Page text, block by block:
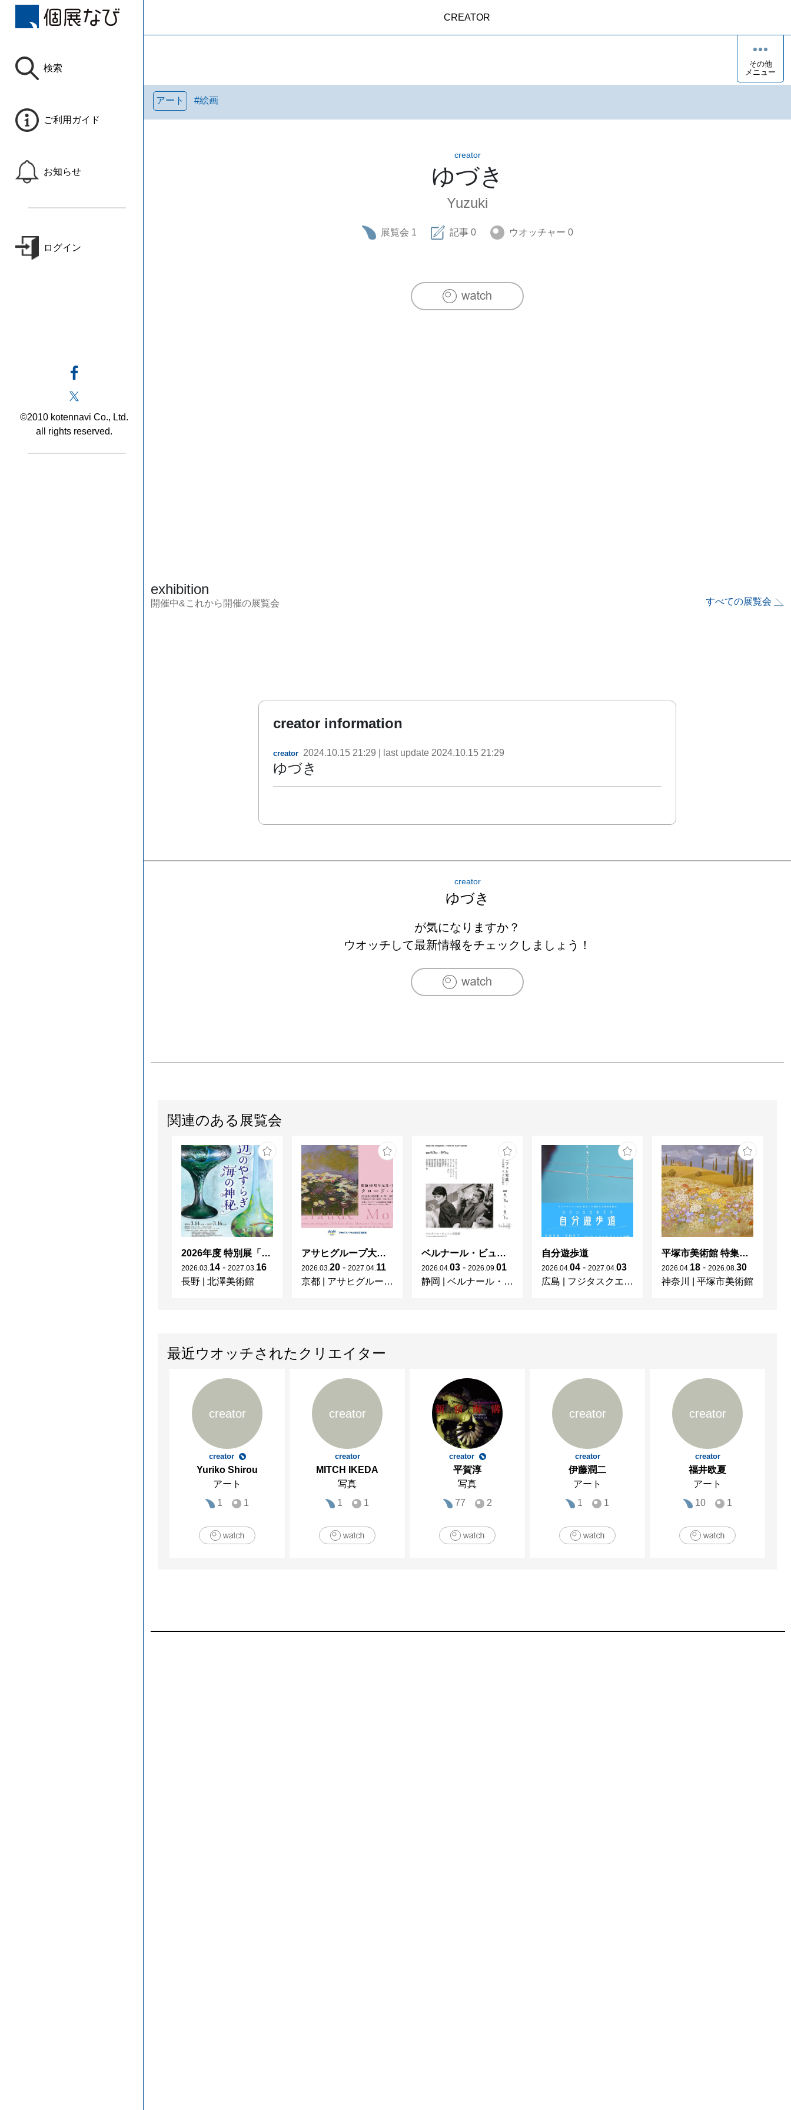
検索
ご利用ガイド
お知らせ
ログイン
©2010 kotennavi Co., Ltd.
all rights reserved.
CREATOR
その他
メニュー
アート #絵画
creator
ゆづき
Yuzuki
展覧会 1 記事 0 ウオッチャー 0
exhibition
開催中&これから開催の展覧会 すべての展覧会
creator information
creator 2024.10.15 21:29 | last update 2024.10.15 21:29
ゆづき
creator
ゆづき
が気になりますか？
ウオッチして最新情報をチェックしましょう！
関連のある展覧会
2026年度 特別展「ガレとドーム、アール･ヌーヴォーのガラス 水辺のやすらぎ、海の神秘」
2026 03 14 - 2027 03 16
長野
北澤美術館
アサヒグループ大山崎山荘美術館 開館30周年記念展「没後100年 クロード・モネ」
2026 03 20 - 2027 04 11
京都
アサヒグループ大山崎山荘美術館
ベルナール・ビュフェと写真 ーカメラがとらえたビュフェとその時代、そして21 世紀へ
2026 04 03 - 2026 09 01
静岡
ベルナール・ビュフェ美術館
自分遊歩道
2026 04 04 - 2027 04 03
広島
フジタスクエアまるくる大野
平塚市美術館 特集展 花の表現、その多様性／特別展示 新収蔵品展
2026 04 18 - 2026 08 30
神奈川
平塚市美術館
最近ウオッチされたクリエイター
creator
creator
Yuriko Shirou
アート
1
1
creator
creator
MITCH IKEDA
写真
1
1
creator
平賀淳
写真
77
2
creator
creator
伊藤潤二
アート
1
1
creator
creator
福井欧夏
アート
10
1